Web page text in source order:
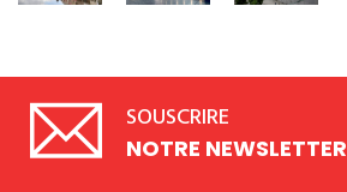
SOUSCRIRE
NOTRE NEWSLETTER